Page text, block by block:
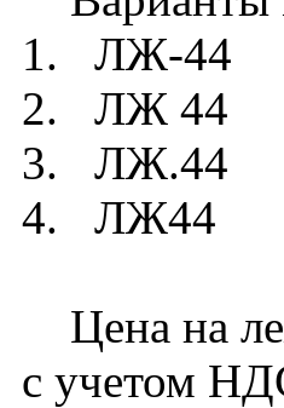
1. ЛЖ-44
2. ЛЖ 44
3. ЛЖ.44
4. ЛЖ44
Цена на
с учетом